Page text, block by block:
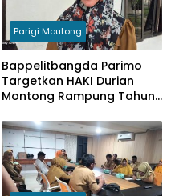
Parigi Moutong
Bappelitbangda Parimo
Targetkan HAKI Durian
Montong Rampung Tahun